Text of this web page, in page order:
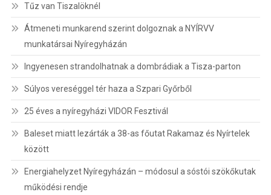
Tűz van Tiszalöknél
Átmeneti munkarend szerint dolgoznak a NYÍRVV
munkatársai Nyíregyházán
Ingyenesen strandolhatnak a dombrádiak a Tisza-parton
Súlyos vereséggel tér haza a Szpari Győrből
25 éves a nyíregyházi VIDOR Fesztivál
Baleset miatt lezárták a 38-as főutat Rakamaz és Nyírtelek
között
Energiahelyzet Nyíregyházán – módosul a sóstói szökőkutak
működési rendje